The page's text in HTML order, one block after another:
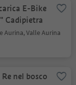
E-Bike
Cadipietra
Aurina, Valle Aurina
nel bosco